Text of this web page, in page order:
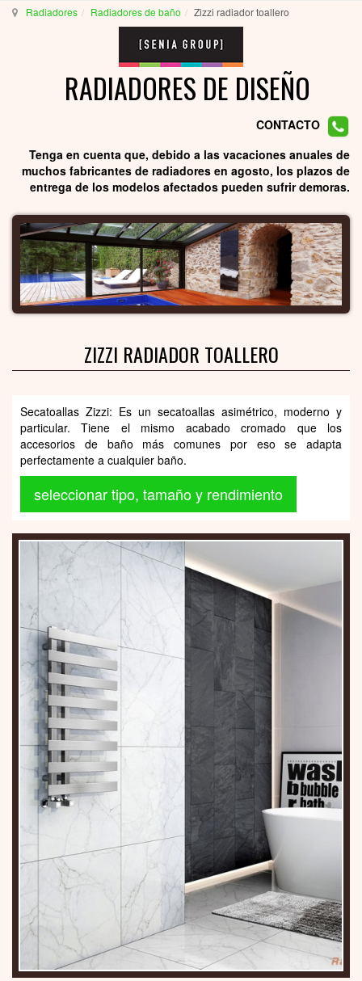
Radiadores Radiadores de baño Zizzi radiador toallero
RADIADORES DE DISEÑO
CONTACTO
Tenga en cuenta que, debido a las vacaciones anuales de
muchos fabricantes de radiadores en agosto, los plazos de
entrega de los modelos afectados pueden sufrir demoras.
ZIZZI RADIADOR TOALLERO
Secatoallas Zizzi: Es un secatoallas asimétrico, moderno y
particular. Tiene el mismo acabado cromado que los
accesorios de baño más comunes por eso se adapta
perfectamente a cualquier baño.
seleccionar tipo, tamaño y rendimiento